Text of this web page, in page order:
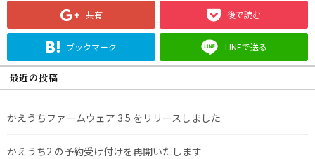
共有 後で読む
ブックマーク LINEで送る
最近の投稿
かえうちファームウェア 3.5 をリリースしました
かえうち2 の予約受け付けを再開いたします